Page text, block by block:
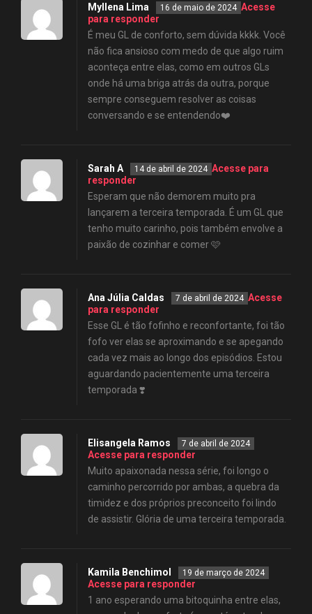
Myllena Lima 16 de maio de 2024 Acesse
para responder
É meu GL de conforto, sem dúvida kkkk. Você
não fica ansioso com medo de que algo ruim
aconteça entre elas, como em outros GLs
onde há uma briga atrás da outra, porque
sempre conseguem resolver as coisas
conversando e se entendendo❤️
Sarah A 14 de abril de 2024 Acesse para
responder
Esperam que não demorem muito pra
lançarem a terceira temporada. É um GL que
tenho muito carinho, pois também envolve a
paixão de cozinhar e comer 🩷
Ana Júlia Caldas 7 de abril de 2024 Acesse
para responder
Esse GL é tão fofinho e reconfortante, foi tão
fofo ver elas se aproximando e se apegando
cada vez mais ao longo dos episódios. Estou
aguardando pacientemente uma terceira
temporada ❣️
Elisangela Ramos 7 de abril de 2024
Acesse para responder
Muito apaixonada nessa série, foi longo o
caminho percorrido por ambas, a quebra da
timidez e dos próprios preconceito foi lindo
de assistir. Glória de uma terceira temporada.
Kamila Benchimol 19 de março de 2024
Acesse para responder
1 ano esperando uma bitoquinha entre elas,